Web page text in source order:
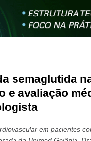
semaglutida
e avaliação
em pacientes